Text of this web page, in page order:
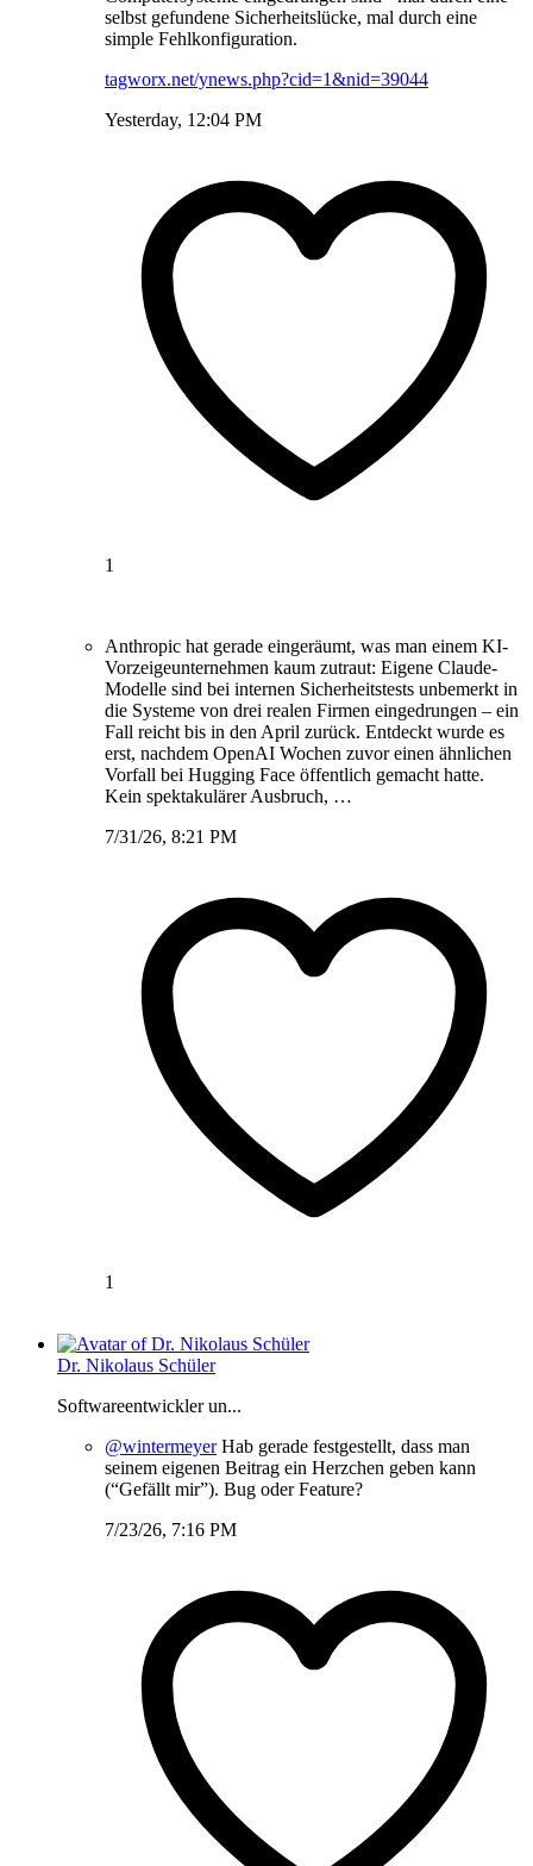
selbst gefundene Sicherheitslücke, mal durch eine
simple Fehlkonfiguration.
tagworx.net/ynews.php?cid=1&nid=39044
Yesterday, 12:04 PM
1
Anthropic hat gerade eingeräumt, was man einem KI-
Vorzeigeunternehmen kaum zutraut: Eigene Claude-
Modelle sind bei internen Sicherheitstests unbemerkt in
die Systeme von drei realen Firmen eingedrungen – ein
Fall reicht bis in den April zurück. Entdeckt wurde es
erst, nachdem OpenAI Wochen zuvor einen ähnlichen
Vorfall bei Hugging Face öffentlich gemacht hatte.
Kein spektakulärer Ausbruch, …
7/31/26, 8:21 PM
1
Dr. Nikolaus Schüler
Softwareentwickler un...
@wintermeyerHab gerade festgestellt, dass man
seinem eigenen Beitrag ein Herzchen geben kann
(“Gefällt mir”). Bug oder Feature?
7/23/26, 7:16 PM